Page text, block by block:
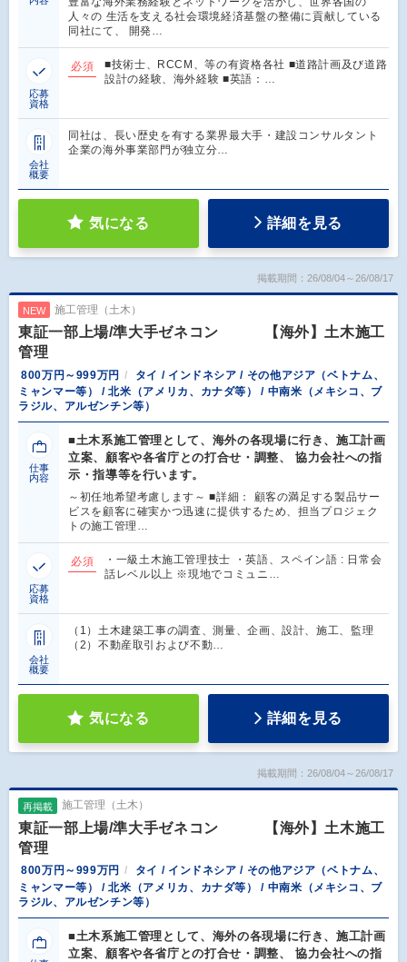
人々の 生活を支える社会環境経済基盤の整備に貢献している
同社にて、 開発…
応募
資格
必須
■技術士、RCCM、等の有資格各社 ■道路計画及び道路
設計の経験、海外経験 ■英語：…
会社
概要
同社は、長い歴史を有する業界最大手・建設コンサルタント
企業の海外事業部門が独立分…
気になる 詳細を見る
掲載期間：26/08/04～26/08/17
NEW 施工管理（土木）
東証一部上場/準大手ゼネコン 【海外】土木施工
管理
800万円～999万円
タイ / インドネシア / その他アジア（ベトナム、
ミャンマー等） / 北米（アメリカ、カナダ等） / 中南米（メキシコ、ブ
ラジル、アルゼンチン等）
仕事
内容
■土木系施工管理として、海外の各現場に行き、施工計画
立案、顧客や各省庁との打合せ・調整、 協力会社への指
示・指導等を行います。
～初任地希望考慮します～ ■詳細： 顧客の満足する製品サー
ビスを顧客に確実かつ迅速に提供するため、担当プロジェク
トの施工管理…
応募
資格
必須
・一級土木施工管理技士 ・英語、スペイン語 : 日常会
話レベル以上 ※現地でコミュニ…
会社
概要
（1）土木建築工事の調査、測量、企画、設計、施工、監理
（2）不動産取引および不動…
気になる 詳細を見る
掲載期間：26/08/04～26/08/17
再掲載 施工管理（土木）
東証一部上場/準大手ゼネコン 【海外】土木施工
管理
800万円～999万円
タイ / インドネシア / その他アジア（ベトナム、
ミャンマー等） / 北米（アメリカ、カナダ等） / 中南米（メキシコ、ブ
ラジル、アルゼンチン等）
■土木系施工管理として、海外の各現場に行き、施工計画
立案、顧客や各省庁との打合せ・調整、 協力会社への指